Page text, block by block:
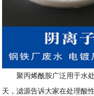
聚丙烯酰胺广泛用于水处
天，滤源告诉大家在处理酸